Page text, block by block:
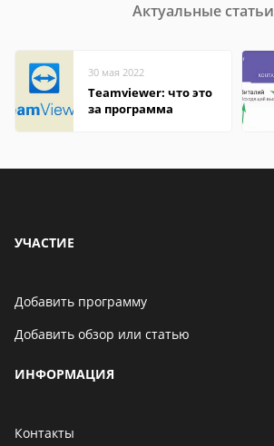
Актуальные статьи
30 мая 2022
Teamviewer: что это
за программа
УЧАСТИЕ
Добавить программу
Добавить обзор или статью
ИНФОРМАЦИЯ
Контакты